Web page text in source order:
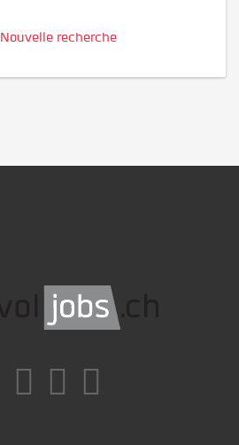
Nouvelle recherche